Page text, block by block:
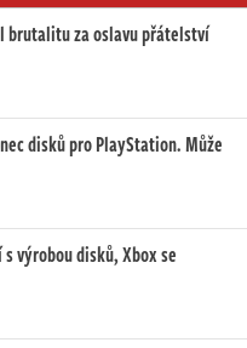
brutalitu za oslavu přátelství
disků pro PlayStation. Může
výrobou disků, Xbox se